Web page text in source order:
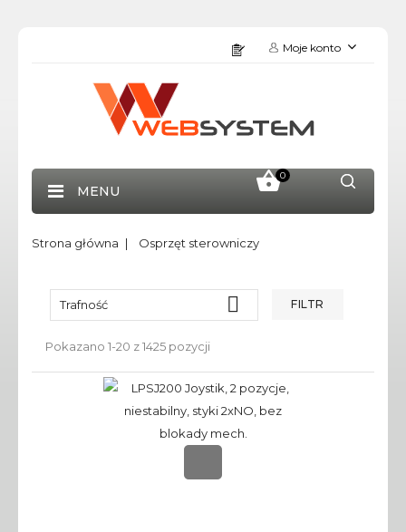
Moje konto
0
MENU
Strona główna Osprzęt sterowniczy
Trafność  FILTR
Pokazano 1-20 z 1425 pozycji